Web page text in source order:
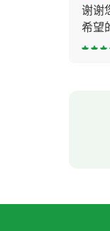
谢谢
希望
谢
这